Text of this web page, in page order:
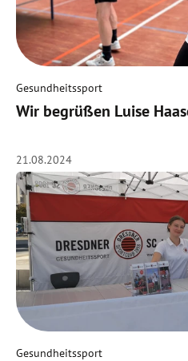
Gesundheitssport
Wir begrüßen Luise
21.08.2024
Gesundheitssport